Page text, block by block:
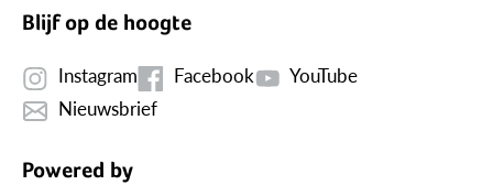
Blijf op de hoogte
Instagram Facebook
YouTube
Nieuwsbrief
Powered by